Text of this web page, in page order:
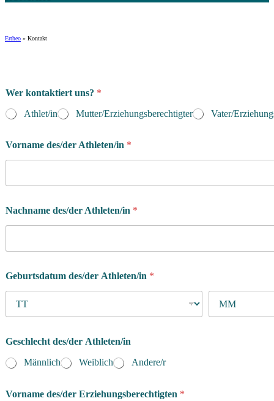
Ertheo » Kontakt
Wer kontaktiert uns? *
Athlet/in
Mutter/Erziehungsberechtigter Vater/
Vorname des/der Athleten/in *
Nachname des/der Athleten/in *
Geburtsdatum des/der Athleten/in *
Geschlecht des/der Athleten/in
Männlich
Weiblich Andere/r
Vorname des/der Erziehungsberechtigten *